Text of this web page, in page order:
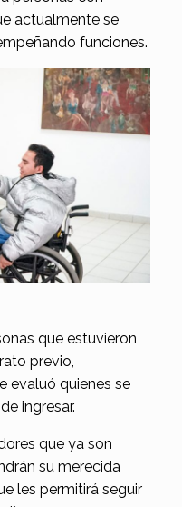
actualmente se
funciones.
que estuvieron
previo,
evaluó quienes se
ingresar.
que ya son
su merecida
les permitirá seguir